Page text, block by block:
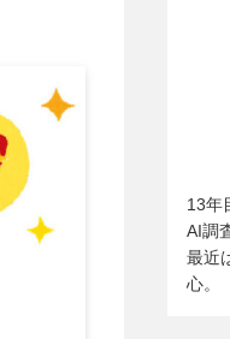
13年
AI調
最近
心。